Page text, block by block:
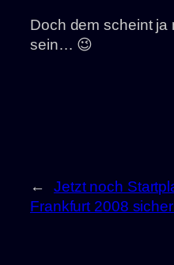
Doch dem scheint ja
sein… 😉
←
Jetzt noch
Frankfurt 2008